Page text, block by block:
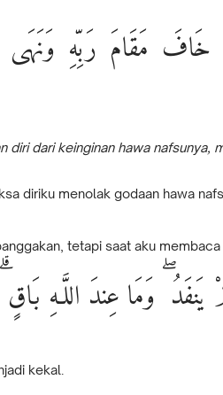
diri dari keinginan hawa nafsunya,
diriku menolak godaan hawa
tetapi saat aku
وَمَا عِندَ اللَّـهِ بَاقٍ
kekal.